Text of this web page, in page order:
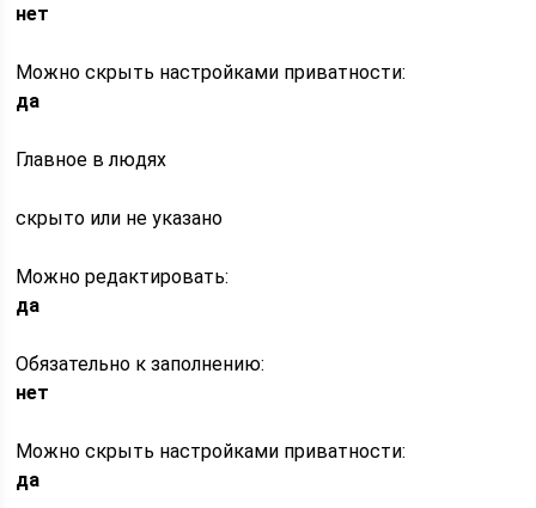
нет
Можно скрыть настройками приватности:
да
Главное в людях
скрыто или не указано
Можно редактировать:
да
Обязательно к заполнению:
нет
Можно скрыть настройками приватности:
да